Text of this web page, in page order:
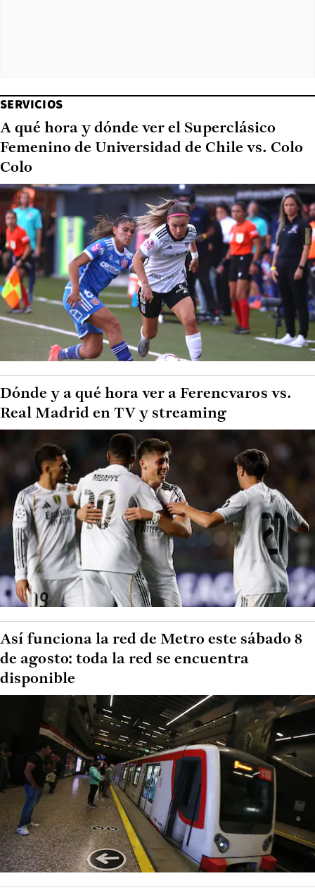
SERVICIOS
A qué hora y dónde ver el Superclásico
Femenino de Universidad de Chile vs. Colo
Colo
Dónde y a qué hora ver a Ferencvaros vs.
Real Madrid en TV y streaming
Así funciona la red de Metro este sábado 8
de agosto: toda la red se encuentra
disponible